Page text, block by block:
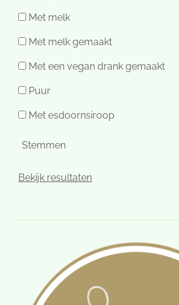
Met melk
Met melk gemaakt
Met een vegan drank gemaakt
Puur
Met esdoornsiroop
Stemmen
Bekijk resultaten